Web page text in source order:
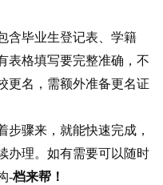
含毕业生登记表、学籍
表格填写要完整准确，不
更名，需额外准备更名证
步骤来，就能快速完成，
办理。如有需要可以随时
-档来帮！